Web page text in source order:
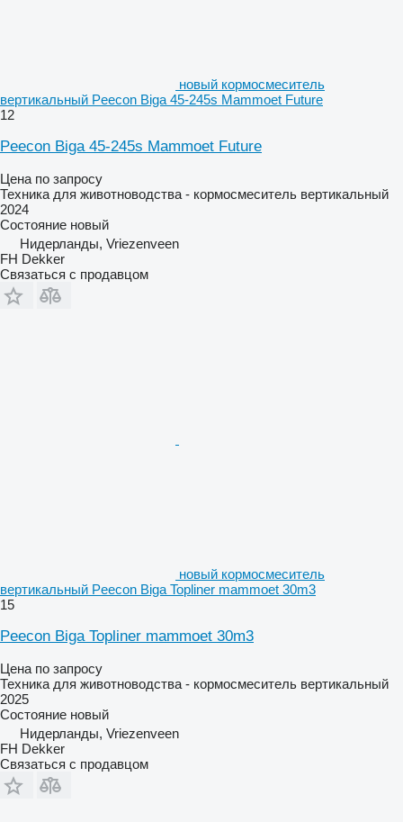
новый кормосмеситель
вертикальный Peecon Biga 45-245s Mammoet Future
12
Peecon Biga 45-245s Mammoet Future
Цена по запросу
Техника для животноводства - кормосмеситель вертикальный
2024
Состояние новый
Нидерланды, Vriezenveen
FH Dekker
Связаться с продавцом
новый кормосмеситель
вертикальный Peecon Biga Topliner mammoet 30m3
15
Peecon Biga Topliner mammoet 30m3
Цена по запросу
Техника для животноводства - кормосмеситель вертикальный
2025
Состояние новый
Нидерланды, Vriezenveen
FH Dekker
Связаться с продавцом